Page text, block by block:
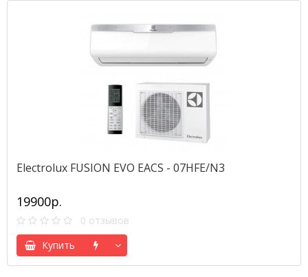
Electrolux FUSION EVO EACS - 07HFE/N3
19900р.
0 отзывов
Купить